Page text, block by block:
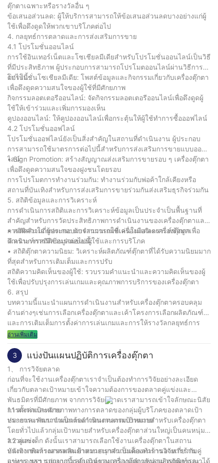
ตุ๊กตาเฉพาะหรือรางวัลอื่น ๆ
ข้อเสนอส่วนลด: ผู้ให้บริการสามารถให้ข้อเสนอส่วนลดบางอย่างแก่ผู้
ใช้เพื่อดึงดูดให้พวกเขาบริโภคต่อไป
4. กลยุทธ์การตลาดและการส่งเสริมการขาย
4.1 โปรโมชั่นออนไลน์
การใช้อินเทอร์เน็ตและโซเชียลมีเดียสำหรับโปรโมชั่นออนไลน์เป็นวิธี
ที่มีประสิทธิภาพ ผู้ประกอบการสามารถโปรโมตออนไลน์ผ่านวิธีการ
ต่อไปนี้:
โปรโมชั่นโซเชียลมีเดีย: โพสต์ข้อมูลและกิจกรรมเกี่ยวกับเครื่องตุ๊กตา
เพื่อดึงดูดความสนใจของผู้ใช้ที่มีศักยภาพ
กิจกรรมลอตเตอรีออนไลน์: จัดกิจกรรมลอตเตอรีออนไลน์เพื่อดึงดูดผู้
ใช้ให้เข้าร่วมและเพิ่มการมองเห็น
คูปองออนไลน์: ให้คูปองออนไลน์เพื่อกระตุ้นให้ผู้ใช้ทำการซื้อออฟไลน์
4.2 โปรโมชั่นออฟไลน์
โปรโมชั่นออฟไลน์ยังเป็นสิ่งสำคัญในสถานที่ดำเนินงาน ผู้ประกอบ
การสามารถใช้มาตรการต่อไปนี้สำหรับการส่งเสริมการขายแบบออฟ
ไลน์:
• Sign Promotion: สร้างสัญญาณส่งเสริมการขายรอบ ๆ เครื่องตุ๊กตา
เพื่อดึงดูดความสนใจของฝูงชนโดยรอบ
การโปรโมตการทำงานร่วมกัน: ทำงานร่วมกับพ่อค้าใกล้เคียงหรือ
สถานที่บันเทิงสำหรับการส่งเสริมการขายร่วมกันส่งเสริมธุรกิจร่วมกัน
5. สถิติข้อมูลและการวิเคราะห์
การดำเนินการสถิติและการวิเคราะห์ข้อมูลเป็นประจำเป็นพื้นฐานที่
สำคัญสำหรับการวัดประสิทธิภาพการดำเนินงานของเครื่องตุ๊กตาและ
การตัดสินใจ ผู้ประกอบการสามารถใช้เครื่องมือวิเคราะห์ข้อมูลเพื่อ
ดำเนินการสถิติข้อมูลต่อไปนี้:
• สถิติความถี่ของเกม: นับจำนวนเกมที่เล่นในแต่ละเครื่องตุ๊กตา
วิเคราะห์การมีส่วนร่วมของผู้ใช้และการบริโภค
• สถิติตุ๊กตาความนิยม: วิเคราะห์ผลิตภัณฑ์ตุ๊กตาที่ได้รับความนิยมมาก
ที่สุดสำหรับการเติมเต็มและการปรับ
สถิติความคิดเห็นของผู้ใช้: รวบรวมคำแนะนำและความคิดเห็นของผู้
ใช้เพื่อปรับปรุงการเล่นเกมและคุณภาพการบริการของเครื่องตุ๊กตา
6. สรุป
บทความนี้แนะนำแผนการดำเนินงานสำหรับเครื่องตุ๊กตาครอบคลุม
ด้านต่างๆเช่นการเลือกเครื่องตุ๊กตาและเค้าโครงการเลือกผลิตภัณฑ์
และการเติมเต็มการตั้งค่าการเล่นเกมและการให้รางวัลกลยุทธ์การ
ตลาดและกลยุทธ์การส่งเสริมการขายรวมถึงสถิติข้อมูลและการ
และประสบการณ์การใช้งานของเครื่องตุ๊กตาตามคำแนะนำของแผนนี้
และบรรลุผลการดำเนินงานที่ดีขึ้น
อ่านเพิ่มเติม
3 แบ่งปันแผนปฏิบัติการเครื่องตุ๊กตา
1、 การวิจัยตลาด
ก่อนที่จะใช้งานเครื่องตุ๊กตาเราจำเป็นต้องทำการวิจัยอย่างละเอียด
เกี่ยวกับตลาดเป้าหมายเข้าใจความต้องการของตลาดคู่แข่งและ
พันธมิตรที่มีศักยภาพ จากการวิจัยตลาดเราสามารถเข้าใจลักษณะนิสัย
การตั้งค่าและศักยภาพทางการตลาดของกลุ่มผู้บริโภคของตลาดเป้า
หมายและพัฒนาแผนการดำเนินงานตามเป้าหมาย
1.1 ตลาดเป้าหมาย
ประการแรกเราจำเป็นต้องกำหนดตลาดเป้าหมายสำหรับเครื่องตุ๊กตา
โดยทั่วไปแล้วกลุ่มเป้าหมายสำหรับเครื่องตุ๊กตาส่วนใหญ่เป็นคนหนุ่ม
สาวและเด็ก ดังนั้นเราสามารถเลือกใช้งานเครื่องตุ๊กตาในสถาน
บันเทิงเช่นห้างสรรพสินค้าสวนสนุกสนามเด็กเล่นร้านอาหารร้าน
อาหาร ฯลฯ นอกจากนี้เลย์เอาต์ของเครื่องตุ๊กตายังสามารถพิจารณาได้
1.2 คู่แข่ง
หลังจากพิจารณาตลาดเป้าหมายเราจำเป็นต้องทำการวิจัยเกี่ยวกับคู่
แข่งของเรา รูปแบบการดำเนินงานการวางตำแหน่งผลิตภัณฑ์และ